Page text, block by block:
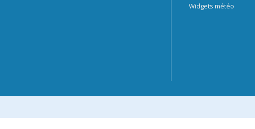
Widgets météo